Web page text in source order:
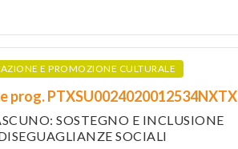
E PROMOZIONE CULTURALE
prog. PTXSU0024020012534NXTX
SOSTEGNO E INCLUSIONE
SOCIALI